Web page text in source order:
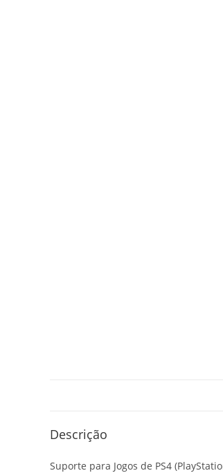
Descrição
Suporte para Jogos de PS4